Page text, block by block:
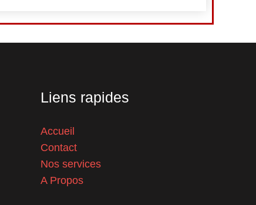
Liens rapides
Accueil
Contact
Nos services
A Propos